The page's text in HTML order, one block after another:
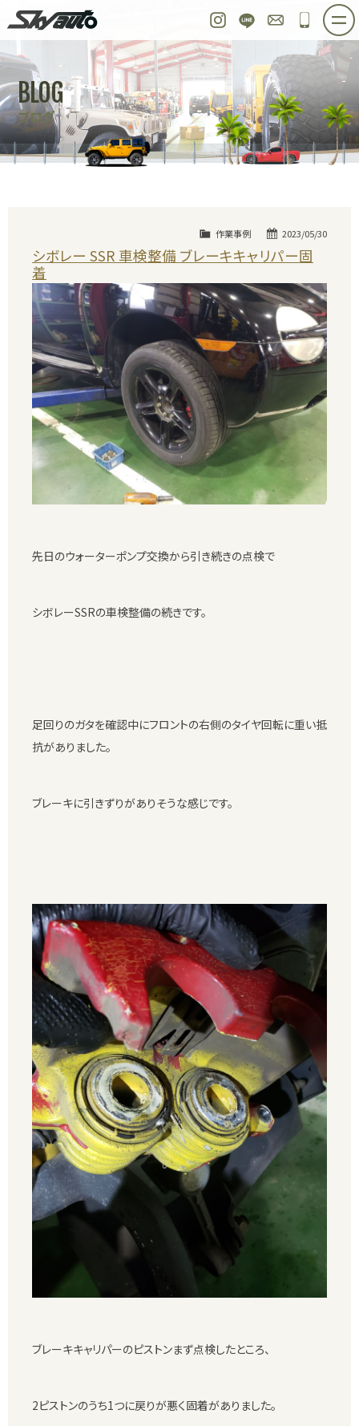
Instagram
LINE お問い合わせ
048-
ホーム 在庫車情報 ご購入プラン
整備作業実例 パーツ販売 買取＆オーダー
店舗紹介 工場紹介 会社概要
スタッフ紹介 求人情報 公式ブログ
BLOG
ブログ
2023/05/30
作業事例
シボレー SSR 車検整備 ブレーキキャリパー固
着
先日のウォーターポンプ交換から引き続きの点検で
シボレーSSRの車検整備の続きです。
足回りのガタを確認中にフロントの右側のタイヤ回転に重い抵
抗がありました。
ブレーキに引きずりがありそうな感じです。
ブレーキキャリパーのピストンまず点検したところ、
2ピストンのうち1つに戻りが悪く固着がありました。